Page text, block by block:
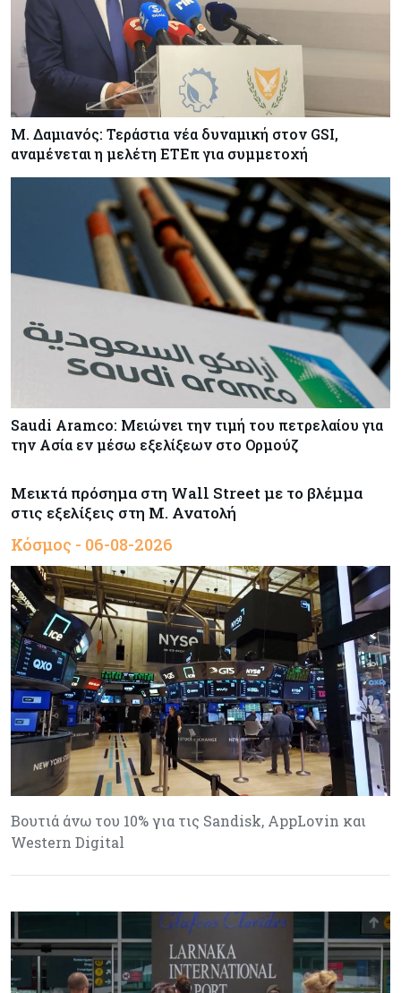
Μ. Δαμιανός: Τεράστια νέα δυναμική στον GSI,
αναμένεται η μελέτη ΕΤΕπ για συμμετοχή
Saudi Aramco: Μειώνει την τιμή του πετρελαίου για
την Ασία εν μέσω εξελίξεων στο Ορμούζ
Μεικτά πρόσημα στη Wall Street με το βλέμμα
στις εξελίξεις στη Μ. Ανατολή
Κόσμος - 06-08-2026
Βουτιά άνω του 10% για τις Sandisk, AppLovin και
Western Digital